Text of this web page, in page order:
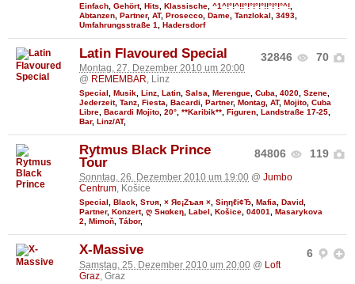
Einfach Gehört, Hits Klassische ^1^!°!^!!°!°!°!°!!°!°!°^!
Abtanzen Partner, AT, Prosecco Dame Tanzlokal 3493
Umfahrungsstraße 1
Hadersdorf
32846 70
Latin Flavoured Special
Montag, 27. Dezember 2010 um 20:00
@ REMEMBAR, Linz
Special Musik Linz Latin Salsa Merengue Cuba 4020 Szene
Jederzeit, Tanz Fiesta Bacardi Partner, Montag AT, Mojito Cuba
Libre Bacardi Mojito 20° **Karibik** Figuren Landstraße 17-25
Bar, Linz/AT,
84806 119
Rytmus Black Prince
Tour
Sonntag, 26. Dezember 2010 um 19:00 @ Jumbo
Centrum, Košice
Special, Black, Sтυя, × Яє¡Zъaя ×, Siηηℓі¢Ђ, Mafia, David,
Partner, Konzert, ღ Sнαkєη, Label, Košice, 04001, Masarykova
2, Mimoň, Tábor,
6
X-Massive
Samstag, 25. Dezember 2010 um 20:00 @ Loft
Graz , Graz